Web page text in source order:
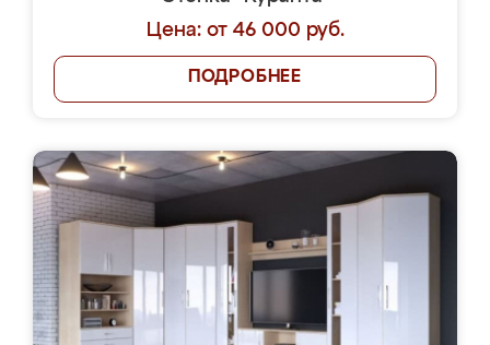
Цена: от 46 000 руб.
ПОДРОБНЕЕ